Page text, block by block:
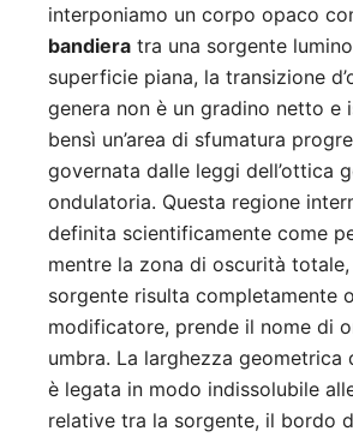
interponiamo un corpo opaco
bandiera tra una sorgente
superficie piana, la transizione
genera non è un gradino netto e
bensì un’area di sfumatura
governata dalle leggi dell’ottica
ondulatoria. Questa regione
definita scientificamente come
mentre la zona di oscurità
sorgente risulta completamente
modificatore, prende il nome di
umbra. La larghezza geometrica
è legata in modo indissolubile
relative tra la sorgente, il bordo